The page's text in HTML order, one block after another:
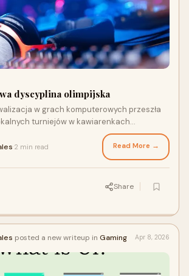
dyscyplina olimpijska
w grach komputerowych przeszła
turniejów w kawiarenkach
ogromnych wydarzeń wypełniających...
2 min read Read More →
Share
posted a new writeup in Gaming Apr 8, 2026